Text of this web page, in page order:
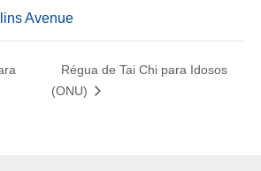
Avenue
Régua de Tai Chi para Idosos
(ONU)